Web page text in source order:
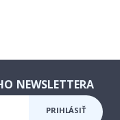
NEWSLETTERA
PRIHLÁSIŤ